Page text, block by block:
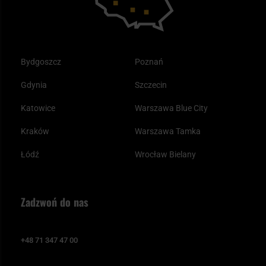
Bydgoszcz
Gdynia
Katowice
Kraków
Łódź
Poznań
Szczecin
Warszawa Blue City
Warszawa Tamka
Wrocław Bielany
Zadzwoń do nas
+48 71 347 47 00